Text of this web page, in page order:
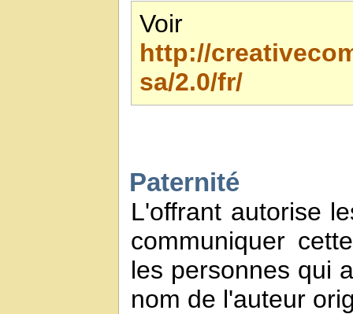
Voir
http://
sa/2.0/fr/
Paternité
L'offrant autorise
communiquer
les personnes qui
nom de l'auteur